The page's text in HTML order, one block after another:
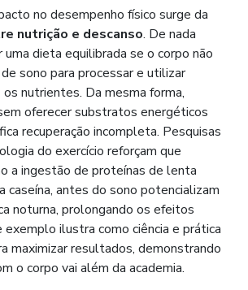
no desempenho físico surge da
nutrição e descanso. De nada
uma dieta equilibrada se o corpo não
sono para processar e utilizar
nutrientes. Da mesma forma,
oferecer substratos energéticos
recuperação incompleta. Pesquisas
do exercício reforçam que
a ingestão de proteínas de lenta
caseína, antes do sono potencializam
noturna, prolongando os efeitos
exemplo ilustra como ciência e prática
maximizar resultados, demonstrando
o corpo vai além da academia.